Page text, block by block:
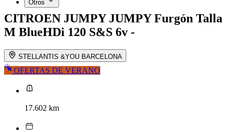
Otros
CITROEN JUMPY JUMPY Furgón Talla
M BlueHDi 120 S&S 6v -
STELLANTIS &YOU BARCELONA
OFERTAS DE VERANO
17.602 km